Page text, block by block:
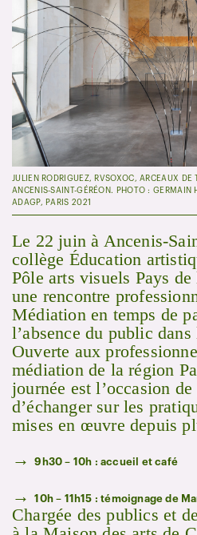
JULIEN RODRIGUEZ, RVSOXOC, ARCEAUX DE
ANCENIS-SAINT-GÉRÉON. PHOTO : GERMAIN
ADAGP, PARIS 2021
Le 22 juin à Ancenis-
collège Éducation
Pôle arts visuels Pays
une rencontre
Médiation en temps de
l’absence du public
Ouverte aux
médiation de la région
journée est l’occasion
d’échanger sur les
mises en œuvre depuis
→9h30 – 10h : accueil et café
→10h – 11h15 : témoignage de
Chargée des publics et